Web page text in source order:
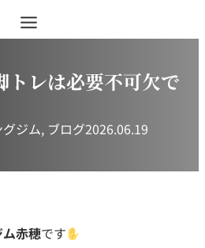
トレは必要不可欠で
ジム, ブログ2026.06.19
赤穂です